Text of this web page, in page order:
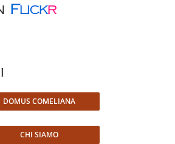
FlickR
DOMUS COMELIANA
CHI SIAMO